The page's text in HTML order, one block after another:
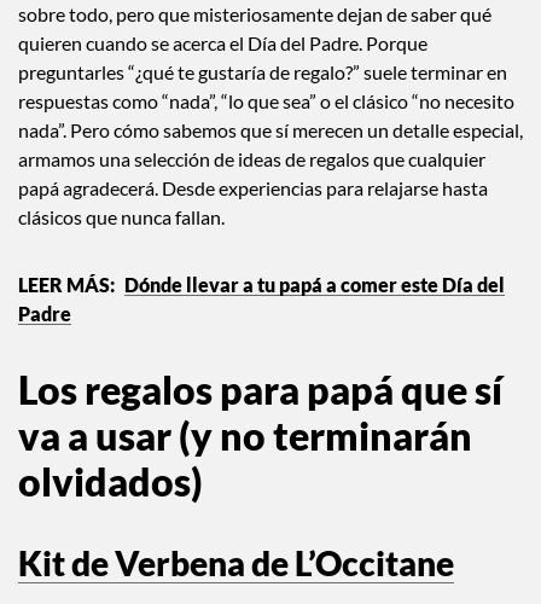
sobre todo, pero que misteriosamente dejan de saber qué
quieren cuando se acerca el Día del Padre. Porque
preguntarles “¿qué te gustaría de regalo?” suele terminar en
respuestas como “nada”, “lo que sea” o el clásico “no necesito
nada”. Pero cómo sabemos que sí merecen un detalle especial,
armamos una selección de ideas de regalos que cualquier
papá agradecerá. Desde experiencias para relajarse hasta
clásicos que nunca fallan.
Dónde llevar a tu papá a comer este Día del
Padre
Los regalos para papá que sí
va a usar (y no terminarán
olvidados)
Kit de Verbena de L’Occitane